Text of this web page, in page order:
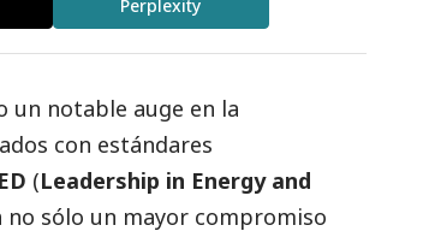
Perplexity
un notable auge en la
con estándares
(Leadership in Energy and
no sólo un mayor compromiso